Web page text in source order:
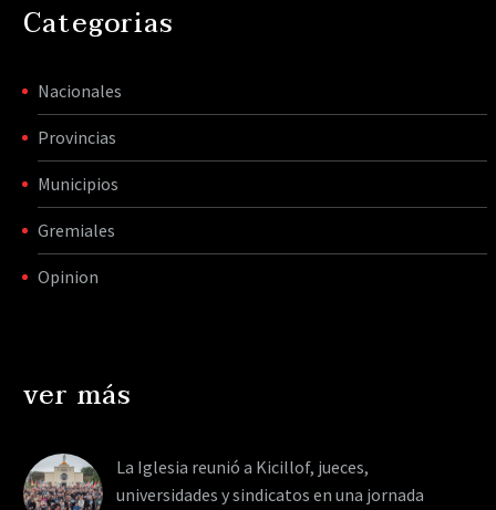
Categorias
Nacionales
Provincias
Municipios
Gremiales
Opinion
ver más
La Iglesia reunió a Kicillof, jueces,
universidades y sindicatos en una jornada